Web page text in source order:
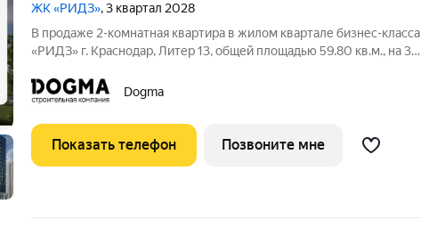
ЖК «РИДЗ», 3 квартал 2028
В продаже 2-комнатная квартира в жилом квартале бизнес-класса
«РИДЗ» г. Краснодар, Литер 13, общей площадью 59.80 кв.м., на 3
пример отделки от застройщика. Приобретается отдельно и не
входит
Dogma
Показать телефон Позвоните мне